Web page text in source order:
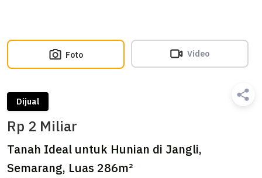
Foto Video
Dijual
Rp 2 Miliar
Tanah Ideal untuk Hunian di Jangli,
Semarang, Luas 286m²